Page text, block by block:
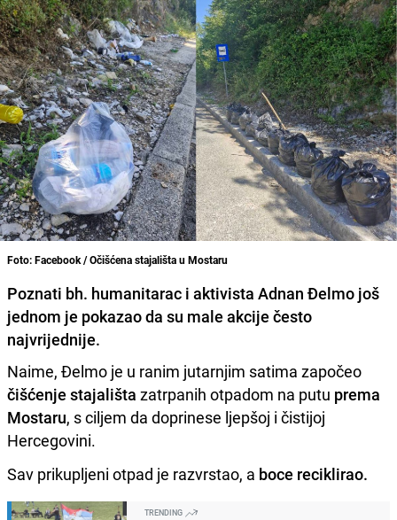
Foto: Facebook / Očišćena stajališta u Mostaru
Poznati bh. humanitarac i aktivista Adnan Đelmo još
jednom je pokazao da su male akcije često
najvrijednije.
Naime, Đelmo je u ranim jutarnjim satima započeo
čišćenje stajališta zatrpanih otpadom na putu prema
Mostaru, s ciljem da doprinese ljepšoj i čistijoj
Hercegovini.
Sav prikupljeni otpad je razvrstao, a boce reciklirao.
TRENDING